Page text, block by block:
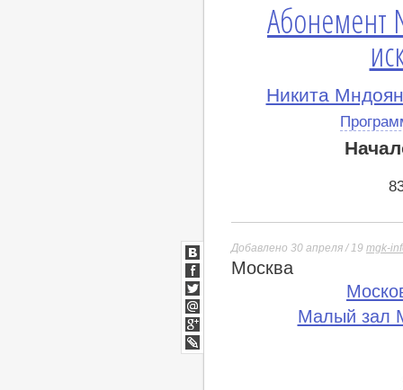
Абонемент
Никита
Добавлено 30 апреля / 19 mgk-
Москва
Малый зал
ВКонтакте
Facebook
Twitter
Мой
Мир
Google+
lj